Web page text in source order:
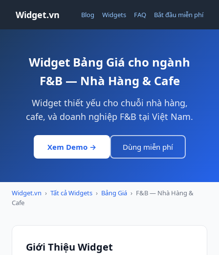
Widget.vn Blog Widgets FAQ Bắt đầu miễn phí
Widget Bảng Giá cho ngành
F&B — Nhà Hàng & Cafe
Widget thiết yếu cho chuỗi nhà hàng,
cafe, và doanh nghiệp F&B tại Việt Nam.
Xem Demo → Dùng miễn phí
Widget.vn › Tất cả Widgets › Bảng Giá › F&B — Nhà Hàng &
Cafe
Giới Thiệu Widget